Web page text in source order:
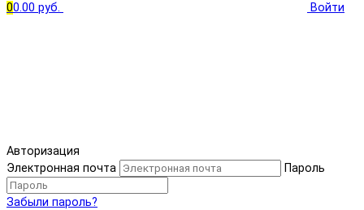
00.00 руб. Войти
Авторизация
Электронная почта
Пароль
Забыли пароль?